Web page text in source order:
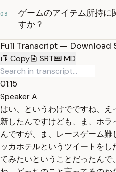
03
ゲームのアイテム所持に
すか？
Full Transcript — Download
Copy
SRT MD
01:15
Speaker A
はい、というわけでですね、
新したんですけども、ま、ホ
んですが、ま、レースゲーム
ッカホテルというツイートを
てみたいということだったん